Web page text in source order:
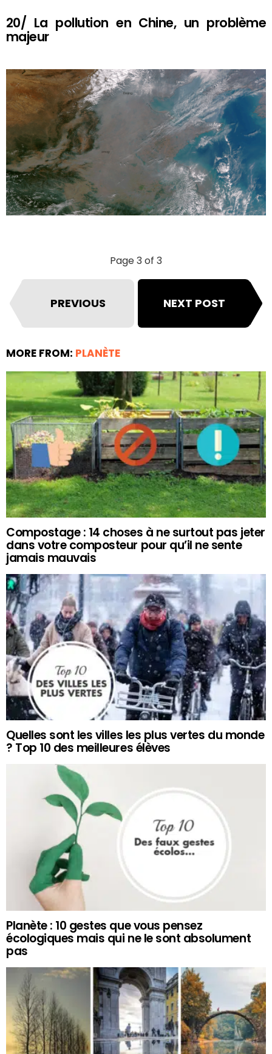
20/ La pollution en Chine, un problème
majeur
Page 3 of 3
PREVIOUS NEXT POST
MORE FROM: PLANÈTE
Compostage : 14 choses à ne surtout pas jeter
dans votre composteur pour qu’il ne sente
jamais mauvais
Quelles sont les villes les plus vertes du monde
? Top 10 des meilleures élèves
Planète : 10 gestes que vous pensez
écologiques mais qui ne le sont absolument
pas